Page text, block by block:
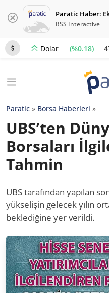
Paratic Haber:
RSS Interactive
Dolar (%0.18)
Paratic » Borsa Haberleri »
UBS’ten
Borsaları
Tahmin
UBS tarafından yapılan
yükselişin gelecek yılın
beklediğine yer verildi.